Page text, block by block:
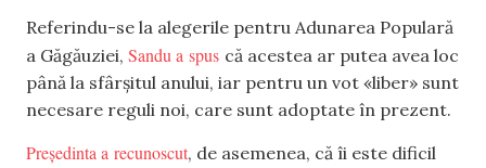
Referindu-se la alegerile pentru Adunarea Populară
a Găgăuziei, Sandu a spus că acestea ar putea avea loc
până la sfârșitul anului, iar pentru un vot «liber» sunt
necesare reguli noi, care sunt adoptate în prezent.
Președinta a recunoscut, de asemenea, că îi este dificil